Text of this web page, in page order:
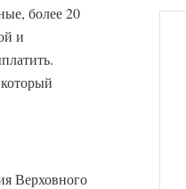
более 20
и
Верховного